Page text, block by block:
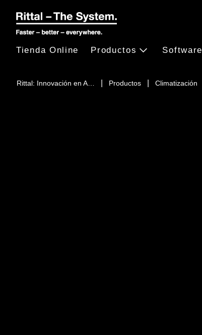
Rittal: Innovación en A… Productos Climatización
Tienda Online Productos Software